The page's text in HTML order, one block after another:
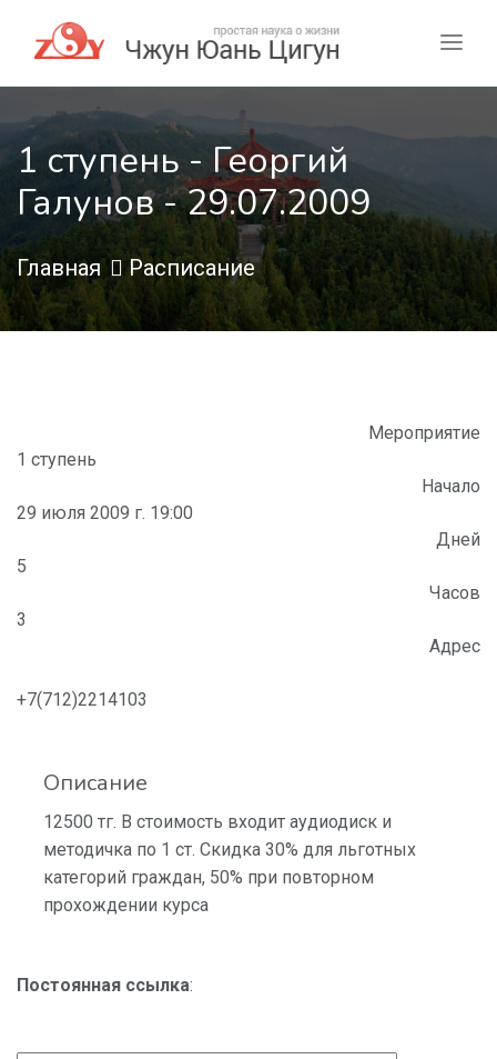
1 ступень - Георгий
Галунов - 29.07.2009
Главная Расписание
Мероприятие
1 ступень
Начало
29 июля 2009 г. 19:00
Дней
5
Часов
3
Адрес
+7(712)2214103
Описание
12500 тг. В стоимость входит аудиодиск и
методичка по 1 ст. Скидка 30% для льготных
категорий граждан, 50% при повторном
прохождении курса
Постоянная ссылка: